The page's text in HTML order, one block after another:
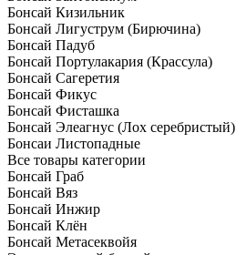
Бонсай Кизильник
Бонсай Лигуструм (Бирючина)
Бонсай Падуб
Бонсай Портулакария (Крассула)
Бонсай Сагеретия
Бонсай Фикус
Бонсай Фисташка
Бонсай Элеагнус (Лох серебристый)
Бонсаи Листопадные
Все товары категории
Бонсай Граб
Бонсай Вяз
Бонсай Инжир
Бонсай Клён
Бонсай Метасеквойя